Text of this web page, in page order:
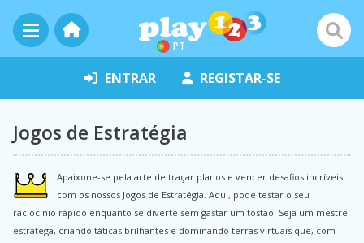
PT
ENTRAR REGISTAR-SE
Jogos de Estratégia
Apaixone-se pela arte de traçar planos e vencer desafios incríveis
com os nossos Jogos de Estratégia. Aqui, pode testar o seu
raciocínio rápido enquanto se diverte sem gastar um tostão! Seja um mestre
estratega, criando táticas brilhantes e dominando terras virtuais que, com